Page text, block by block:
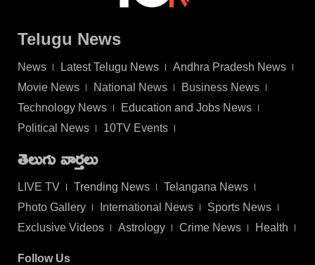
Telugu News
News Latest Telugu News
Andhra Pradesh News
Movie News
National News
Business News
Technology News
Education and Jobs News
Political News
10TV Events
తెలుగు వార్తలు
LIVE TV Trending News
Telangana News
Photo Gallery
International News
Sports News
Exclusive Videos
Astrology Crime News Health
Follow Us